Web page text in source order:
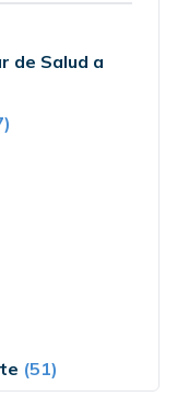
de Salud a
(51)